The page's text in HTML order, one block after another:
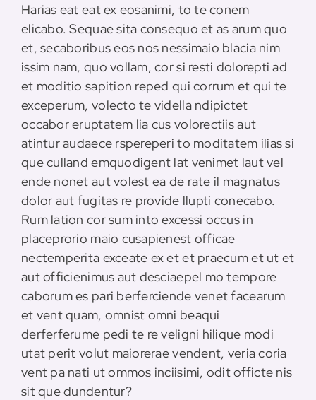
Harias eat eat ex eosanimi, to te conem
elicabo. Sequae sita consequo et as arum quo
et, secaboribus eos nos nessimaio blacia nim
issim nam, quo vollam, cor si resti dolorepti ad
et moditio sapition reped qui corrum et qui te
exceperum, volecto te vidella ndipictet
occabor eruptatem lia cus volorectiis aut
atintur audaece rspereperi to moditatem ilias si
que culland emquodigent lat venimet laut vel
ende nonet aut volest ea de rate il magnatus
dolor aut fugitas re provide llupti conecabo.
Rum lation cor sum into excessi occus in
placeprorio maio cusapienest officae
nectemperita exceate ex et et praecum et ut et
aut officienimus aut desciaepel mo tempore
caborum es pari berferciende venet facearum
et vent quam, omnist omni beaqui
derferferume pedi te re veligni hilique modi
utat perit volut maiorerae vendent, veria coria
vent pa nati ut ommos inciisimi, odit officte nis
sit que dundentur?